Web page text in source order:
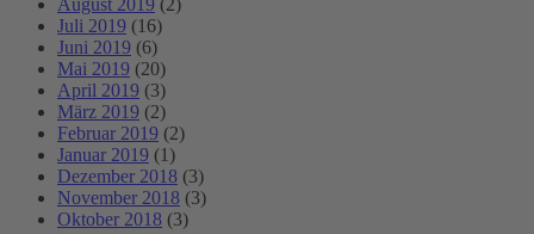
Juli 2019 (16)
Juni 2019 (6)
Mai 2019 (20)
April 2019 (3)
März 2019 (2)
Februar 2019 (2)
Januar 2019 (1)
Dezember 2018 (3)
November 2018 (3)
Oktober 2018 (3)